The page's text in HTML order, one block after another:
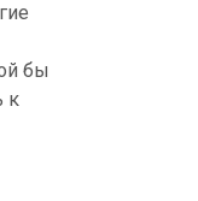
бы
к